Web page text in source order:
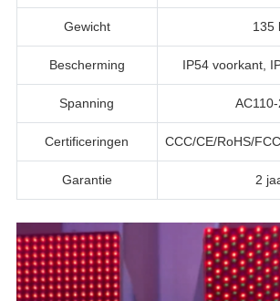
Gewicht 135
Bescherming IP54 voorkant,
Spanning
Certificeringen CCC/CE/RoHS/
Garantie 2